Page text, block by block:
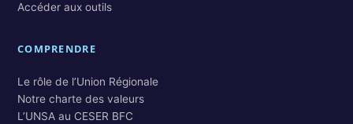
Accéder aux outils
COMPRENDRE
Le rôle de l’Union Régionale
Notre charte des valeurs
L’UNSA au CESER BFC